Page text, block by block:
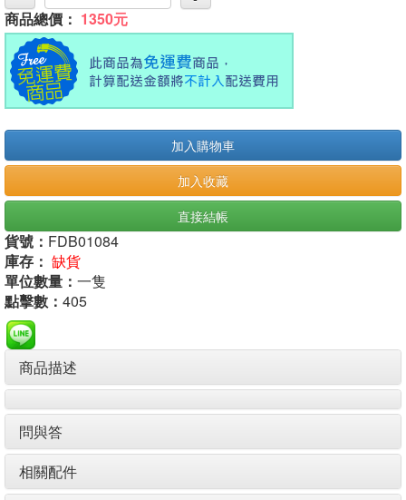
商品總價： 1350元
加入購物車
加入收藏
直接結帳
貨號： FDB01084
庫存： 缺貨
單位數量： 一隻
點擊數： 405
商品描述
問與答
相關配件